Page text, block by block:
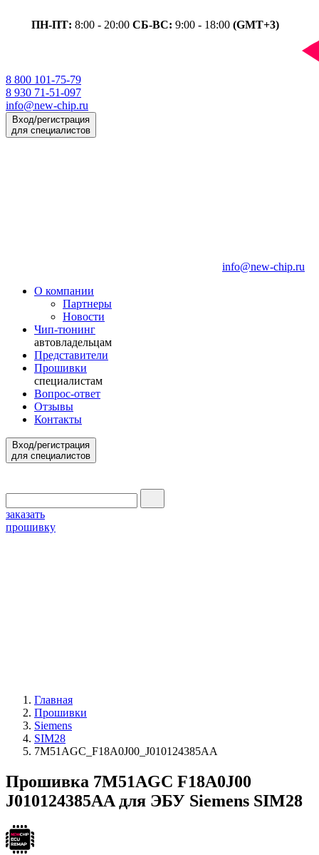
ПН-ПТ: 8:00 - 20:00 СБ-ВС: 9:00 - 18:00 (GMT+3)
8 800 101-75-79
8 930 71-51-097
info@new-chip.ru
Вход/регистрация
для специалистов
info@new-chip.ru
О компании
Партнеры
Новости
Чип-тюнинг
автовладельцам
Представители
Прошивки
специалистам
Вопрос-ответ
Отзывы
Контакты
Вход/регистрация
для специалистов
заказать
прошивку
Главная
Прошивки
Siemens
SIM28
7M51AGC_F18A0J00_J010124385AA
Прошивка 7M51AGC F18A0J00
J010124385AA для ЭБУ Siemens SIM28